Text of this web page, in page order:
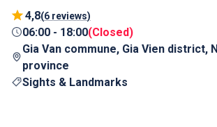
4,8(6 reviews)
06:00 - 18:00(Closed)
Gia Van commune, Gia Vien district,
province
Sights & Landmarks